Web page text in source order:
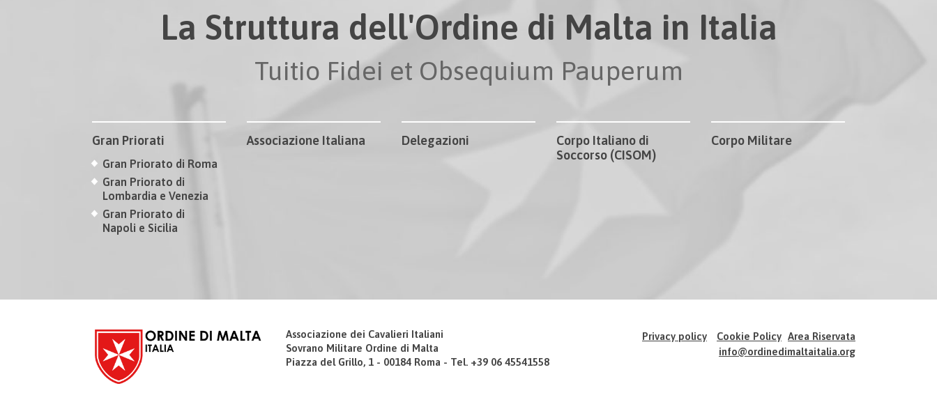
La Struttura dell'Ordine di Malta in Italia
Tuitio Fidei et Obsequium Pauperum
Gran Priorati
Gran Priorato di Roma
Gran Priorato di
Lombardia e Venezia
Gran Priorato di
Napoli e Sicilia
Associazione Italiana Delegazioni
Corpo Italiano di
Soccorso (CISOM)
Corpo Militare
Associazione dei Cavalieri Italiani
Sovrano Militare Ordine di Malta
Piazza del Grillo, 1 - 00184 Roma - Tel. +39 06 45541558
Privacy policy Cookie Policy Area Riservata
info@ordinedimaltaitalia.org